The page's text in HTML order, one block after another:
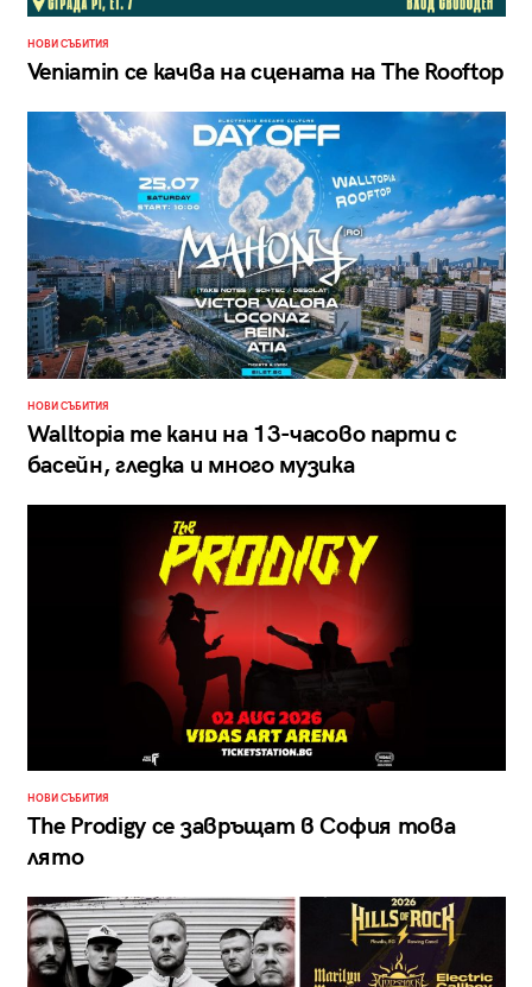
НОВИ СЪБИТИЯ
Veniamin се качва на сцената на The Rooftop
НОВИ СЪБИТИЯ
Walltopia те кани на 13-часово парти с
басейн, гледка и много музика
НОВИ СЪБИТИЯ
The Prodigy се завръщат в София това
лято